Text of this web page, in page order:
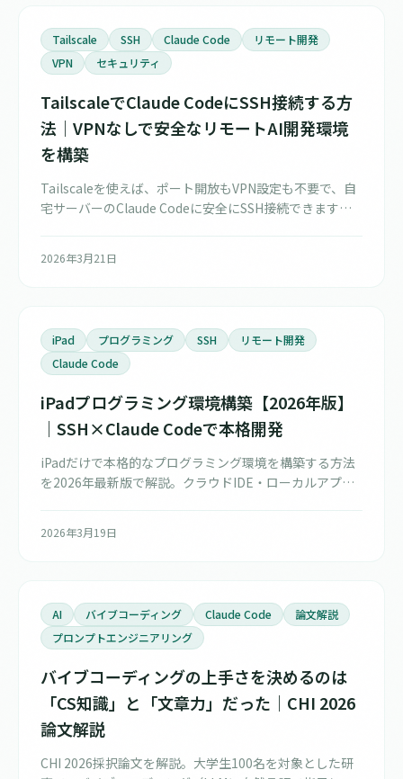
Tailscale SSH Claude Code
リモート開発
VPN
セキュリティ
TailscaleでClaude CodeにSSH接続する方
法｜VPNなしで安全なリモートAI開発環境
を構築
Tailscaleを使えば、ポート開放もVPN設定も不要で、自
宅サーバーのClaude Codeに安全にSSH接続できます。
順を解説。
2026年3月21日
iPad プログラミング SSH
リモート開発
Claude Code
iPadプログラミング環境構築【2026年版】
｜SSH×Claude Codeで本格開発
iPadだけで本格的なプログラミング環境を構築する方法
を2026年最新版で解説。クラウドIDE・ローカルアプ
ークフローを紹介します。
2026年3月19日
AI バイブコーディング Claude Code
論文解説
プロンプトエンジニアリング
バイブコーディングの上手さを決めるのは
「CS知識」と「文章力」だった｜CHI 2026
論文解説
CHI 2026採択論文を解説。大学生100名を対象とした研